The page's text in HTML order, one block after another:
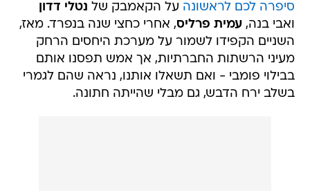
סיפרה לכם לראשונה על הקאמבק של נטלי דדון
ואבי בנה,עמית פרליס, אחרי כחצי שנה בנפרד. מאז,
השניים הקפידו לשמור על מערכת היחסים הרחק
מעיני הרשתות החברתיות, אך אמש תפסנו אותם
בבילוי פומבי - ואם תשאלו אותנו, נראה שהם לגמרי
בשלב ירח הדבש, גם מבלי שהייתה חתונה.